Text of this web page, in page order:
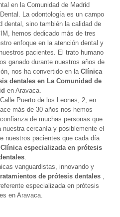
en la Comunidad de Madrid
La odontología es un campo
dental, sino también la calidad de
hemos dedicado más de tres
enfoque en la atención dental y
pacientes. El trato humano
ganado durante nuestros años de
nos ha convertido en la Clínica
dentales en La Comunidad de
en Aravaca.
Puerto de los Leones, 2, en
más de 30 años nos hemos
de muchas personas que
nuestra cercanía y posiblemente el
nuestros pacientes que cada día
Clínica especializada en prótesis
.
vanguardistas, innovando y
de prótesis dentales
especializada en prótesis
en Aravaca.